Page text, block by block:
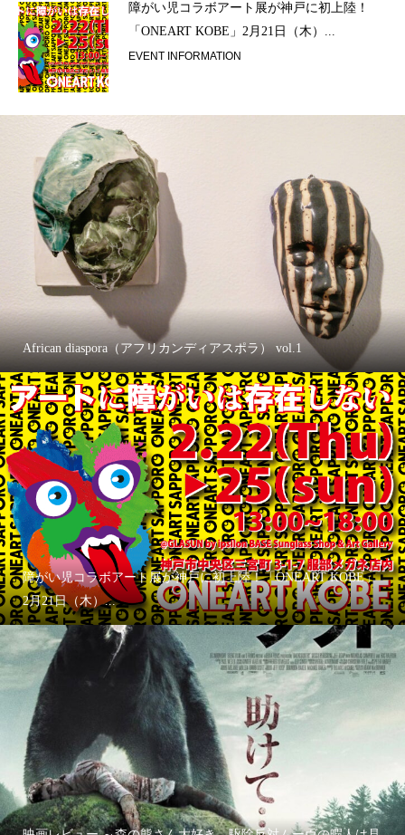
障がい児コラボアート展が神戸に初上陸！
「ONEART KOBE」2月21日（木）...
EVENT INFORMATION
African diaspora（アフリカンディアスポラ） vol.1
障がい児コラボアート展が神戸に初上陸！「ONEART KOBE」
2月21日（木）...